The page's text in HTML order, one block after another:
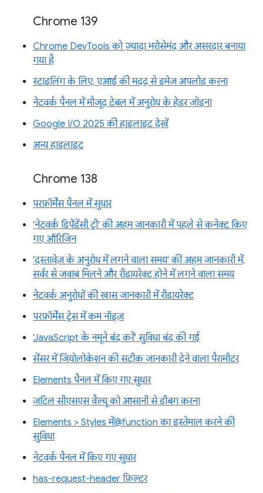
Chrome 139
Chrome DevTools को ज़्यादा भरोसेमंद और असरदार बनाया
गया है
स्टाइलिंग के लिए, एआई की मदद से इमेज अपलोड करना
नेटवर्क पैनल में मौजूद टेबल में अनुरोध के हेडर जोड़ना
Google I/O 2025 की हाइलाइट देखें
अन्य हाइलाइट
Chrome 138
परफ़ॉर्मेंस पैनल में सुधार
'नेटवर्क डिपेंडेंसी ट्री' की अहम जानकारी में पहले से कनेक्ट किए
गए ऑरिजिन
'दस्तावेज़ के अनुरोध में लगने वाला समय' की अहम जानकारी में,
सर्वर से जवाब मिलने और रीडायरेक्ट होने में लगने वाला समय
नेटवर्क अनुरोधों की खास जानकारी में रीडायरेक्ट
परफ़ॉर्मेंस ट्रेस में कम नॉइज़
'JavaScript के नमूने बंद करें' सुविधा बंद की गई
सेंसर में जियोलोकेशन की सटीक जानकारी देने वाला पैरामीटर
Elements पैनल में किए गए सुधार
जटिल सीएसएस वैल्यू को आसानी से डीबग करना
Elements > Styles में@function का इस्तेमाल करने की
सुविधा
नेटवर्क पैनल में किए गए सुधार
has-request-header फ़िल्टर